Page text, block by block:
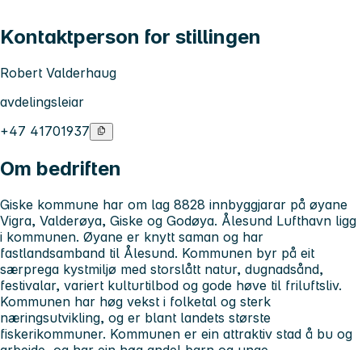
Kontaktperson for stillingen
Robert Valderhaug
avdelingsleiar
+47 41701937
Om bedriften
Giske kommune har om lag 8828 innbyggjarar på øyane
Vigra, Valderøya, Giske og Godøya. Ålesund Lufthavn ligg
i kommunen. Øyane er knytt saman og har
fastlandsamband til Ålesund. Kommunen byr på eit
særprega kystmiljø med storslått natur, dugnadsånd,
festivalar, variert kulturtilbod og gode høve til friluftsliv.
Kommunen har høg vekst i folketal og sterk
næringsutvikling, og er blant landets største
fiskerikommuner. Kommunen er ein attraktiv stad å bu og